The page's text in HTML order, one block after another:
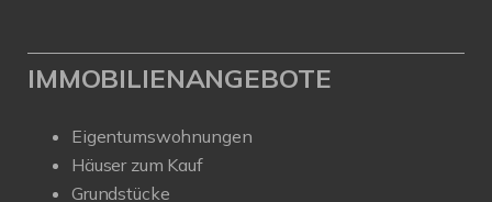
IMMOBILIENANGEBOTE
Eigentumswohnungen
Häuser zum Kauf
Grundstücke